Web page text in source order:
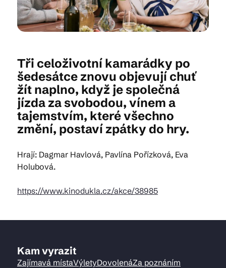
CS EN DE
© 2026 Brána Jihlavy
Tři celoživotní kamarádky po
šedesátce znovu objevují chuť
žít naplno, když je společná
jízda za svobodou, vínem a
tajemstvím, které všechno
změní, postaví zpátky do hry.
Hrají: Dagmar Havlová, Pavlína Pořízková, Eva
Holubová.
https://www.kinodukla.cz/akce/38985
Kam vyrazit
Zajímavá místaVýletyDovolenáZa poznáním